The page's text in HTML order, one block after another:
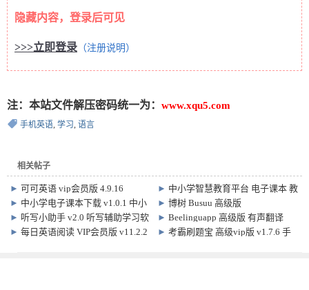
隐藏内容，登录后可见
>>>立即登录 （注册说明）
注：本站文件解压密码统一为： www.xqu5.com
手机英语, 学习, 语言
相关帖子
►可可英语 vip会员版 4.9.16 ► 中小学智慧教育平台 电子课本 教
材下载 软件
► 中小学电子课本下载 v1.0.1 中小
学智慧教育平台教材下载软件
►博树 Busuu 高级版
v32.28.0.1547155 手机语言学习软
件
► 听写小助手 v2.0 听写辅助学习软
件
►Beelinguapp 高级版 有声翻译
v3.281 手机端 语言学习软件
►每日英语阅读 VIP会员版 v11.2.2 ►考霸刷题宝 高级vip版 v1.7.6 手